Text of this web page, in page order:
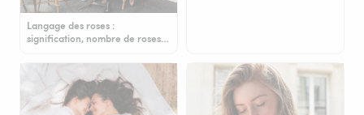
Langage des roses :
signification, nombre de roses…